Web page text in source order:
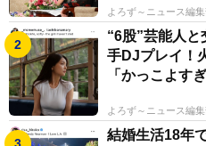
よろず～ニュース編
“6股”芸能人
手DJプレイ！
「かっこよすぎ
よろず～ニュース編
結婚生活18年